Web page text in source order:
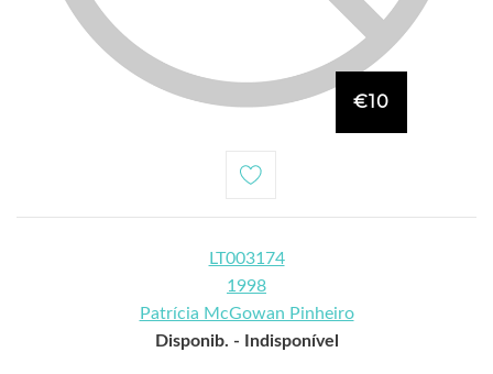
€10
LT003174
1998
Patrícia McGowan Pinheiro
Disponib. -
Indisponível